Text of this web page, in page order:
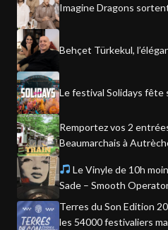
Imagine Dragons
Behçet Türkekul,
Le festival Solidays fête
Remportez vos 2
Beaumarchais à
Le Vinyle de 10h
Sade – Smooth
Terres du Son Edition
les 54000 festivaliers